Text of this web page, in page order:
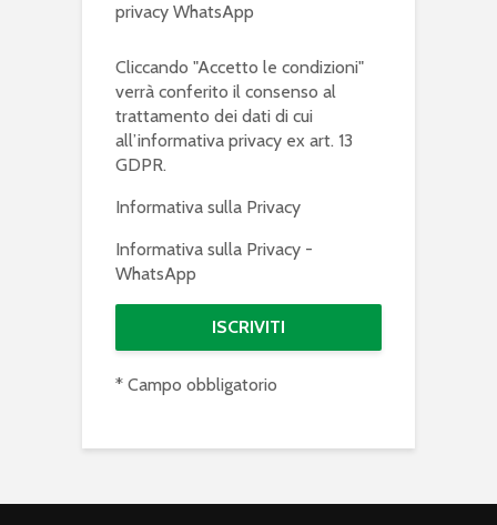
privacy WhatsApp
Cliccando "Accetto le condizioni"
verrà conferito il consenso al
trattamento dei dati di cui
all’informativa privacy ex art. 13
GDPR.
Informativa sulla Privacy
Informativa sulla Privacy -
WhatsApp
* Campo obbligatorio